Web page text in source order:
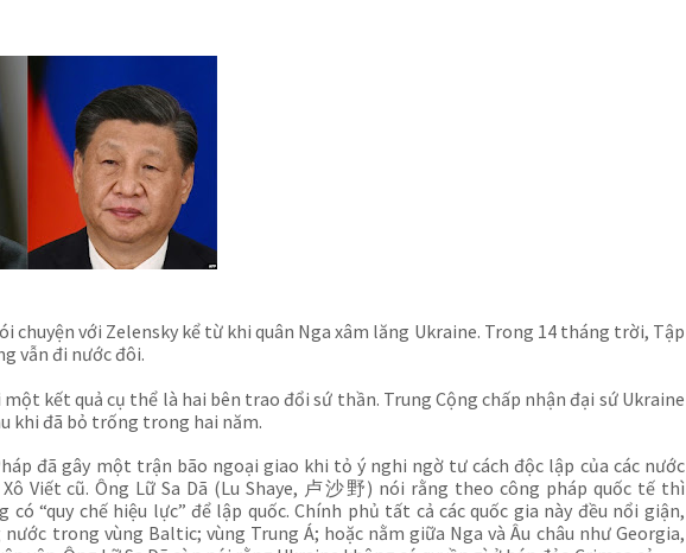
chuyện với Zelensky kể từ khi quân Nga xâm lăng Ukraine. Trong 14 tháng trời, Tập
vẫn đi nước đôi.
kết quả cụ thể là hai bên trao đổi sứ thần. Trung Cộng chấp nhận đại sứ Ukraine
khi đã bỏ trống trong hai năm.
đã gây một trận bão ngoại giao khi tỏ ý nghi ngờ tư cách độc lập của các nước
Viết cũ. Ông Lữ Sa Dã (Lu Shaye, 卢沙野) nói rằng theo công pháp quốc tế thì
có “quy chế hiệu lực” để lập quốc. Chính phủ tất cả các quốc gia này đều nổi giận,
trong vùng Baltic; vùng Trung Á; hoặc nằm giữa Nga và Âu châu như Georgia,